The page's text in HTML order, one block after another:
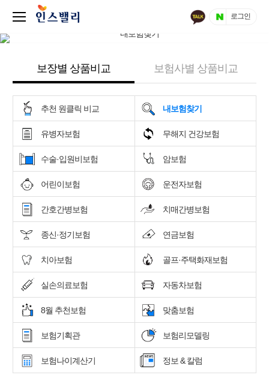
로그인
보장별 상품비교 보험사별 상품비교
추천 원클릭 비교 내보험찾기
유병자보험 무해지 건강보험
수술·입원비보험 암보험
어린이보험 운전자보험
간호간병보험 치매간병보험
종신·정기보험 연금보험
치아보험 골프·주택화재보험
실손의료보험 자동차보험
8월 추천보험 맞춤보험
보험기획관 보험리모델링
보험나이계산기 정보 & 칼럼